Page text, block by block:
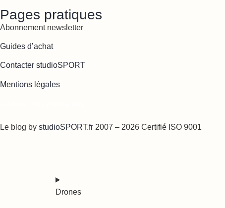
Pages pratiques
Abonnement newsletter
Guides d’achat
Contacter studioSPORT
Mentions légales
Le blog by studioSPORT.fr 2007 – 2026 Certifié ISO 9001
Drones